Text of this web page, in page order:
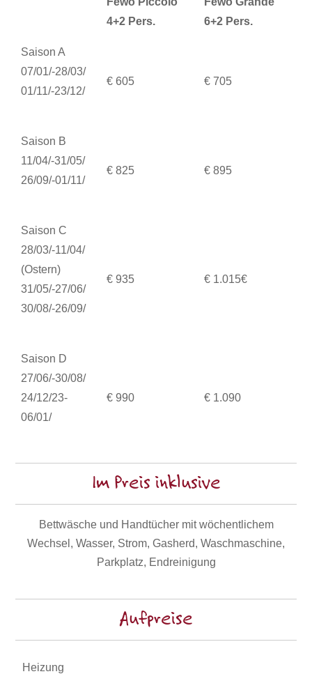
4+2 Pers.
6+2 Pers.
Saison A
07/01/-28/03/
01/11/-23/12/
€ 605 € 705
Saison B
11/04/-31/05/
26/09/-01/11/
€ 825 € 895
Saison C
28/03/-11/04/
(Ostern)
31/05/-27/06/
30/08/-26/09/
€ 935 € 1.015€
Saison D
27/06/-30/08/
24/12/23-
06/01/
€ 990 € 1.090
Im Preis inklusive
Bettwäsche und Handtücher mit wöchentlichem
Wechsel, Wasser, Strom, Gasherd, Waschmaschine,
Parkplatz, Endreinigung
Aufpreise
Heizung